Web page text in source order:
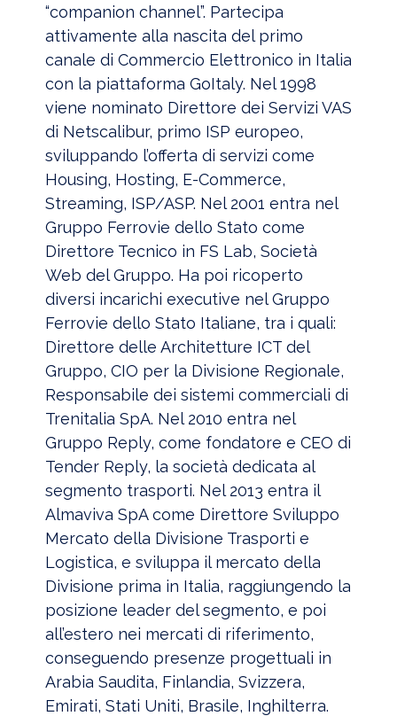
“companion channel”. Partecipa
attivamente alla nascita del primo
canale di Commercio Elettronico in Italia
con la piattaforma GoItaly. Nel 1998
viene nominato Direttore dei Servizi VAS
di Netscalibur, primo ISP europeo,
sviluppando l’offerta di servizi come
Housing, Hosting, E-Commerce,
Streaming, ISP/ASP. Nel 2001 entra nel
Gruppo Ferrovie dello Stato come
Direttore Tecnico in FS Lab, Società
Web del Gruppo. Ha poi ricoperto
diversi incarichi executive nel Gruppo
Ferrovie dello Stato Italiane, tra i quali:
Direttore delle Architetture ICT del
Gruppo, CIO per la Divisione Regionale,
Responsabile dei sistemi commerciali di
Trenitalia SpA. Nel 2010 entra nel
Gruppo Reply, come fondatore e CEO di
Tender Reply, la società dedicata al
segmento trasporti. Nel 2013 entra il
Almaviva SpA come Direttore Sviluppo
Mercato della Divisione Trasporti e
Logistica, e sviluppa il mercato della
Divisione prima in Italia, raggiungendo la
posizione leader del segmento, e poi
all’estero nei mercati di riferimento,
conseguendo presenze progettuali in
Arabia Saudita, Finlandia, Svizzera,
Emirati, Stati Uniti, Brasile, Inghilterra.